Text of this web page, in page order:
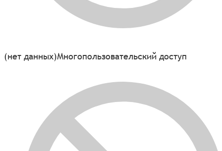
(нет данных)Многопользовательский доступ